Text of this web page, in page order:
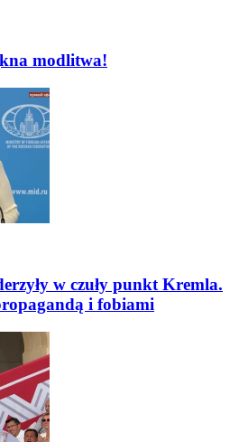
modlitwa!
w czuły punkt Kremla.
i fobiami